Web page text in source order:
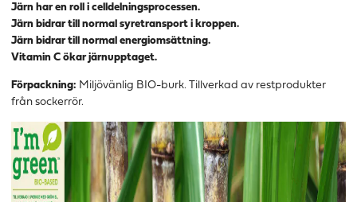
Järn har en roll i celldelningsprocessen.
Järn bidrar till normal syretransport i kroppen.
Järn bidrar till normal energiomsättning.
Vitamin C ökar järnupptaget.
Förpackning: Miljövänlig BIO-burk. Tillverkad av restprodukter
från sockerrör.